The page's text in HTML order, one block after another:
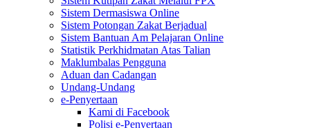
Sistem Dermasiswa Online
Sistem Potongan Zakat Berjadual
Sistem Bantuan Am Pelajaran Online
Statistik Perkhidmatan Atas Talian
Maklumbalas Pengguna
Aduan dan Cadangan
Undang-Undang
e-Penyertaan
Kami di Facebook
Polisi e-Penyertaan